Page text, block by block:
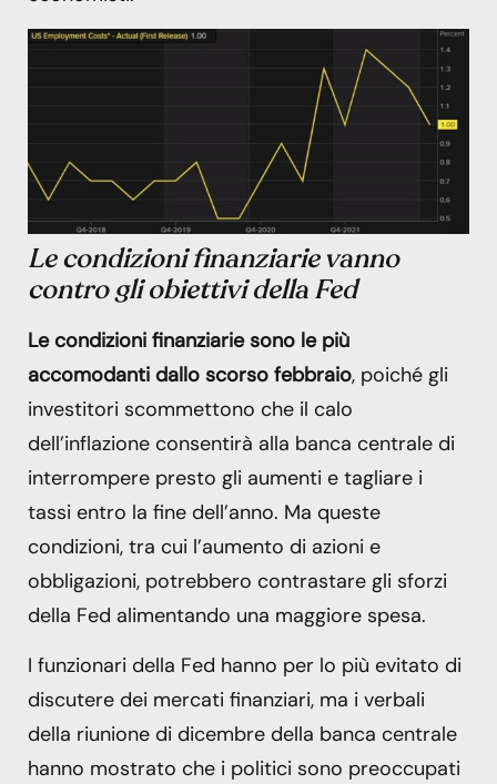
Le condizioni finanziarie vanno
contro gli obiettivi della Fed
Le condizioni finanziarie sono le più
accomodanti dallo scorso febbraio, poiché gli
investitori scommettono che il calo
dell’inflazione consentirà alla banca centrale di
interrompere presto gli aumenti e tagliare i
tassi entro la fine dell’anno. Ma queste
condizioni, tra cui l’aumento di azioni e
obbligazioni, potrebbero contrastare gli sforzi
della Fed alimentando una maggiore spesa.
I funzionari della Fed hanno per lo più evitato di
discutere dei mercati finanziari, ma i verbali
della riunione di dicembre della banca centrale
hanno mostrato che i politici sono preoccupati